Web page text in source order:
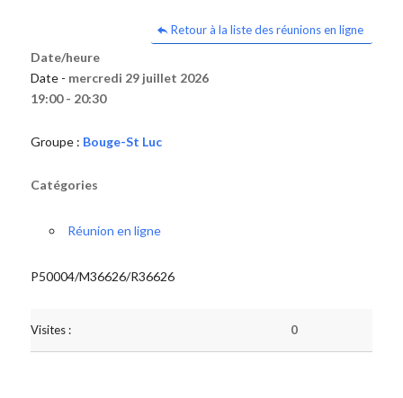
Retour à la liste des réunions en ligne
Date/heure
Date - mercredi 29 juillet 2026
19:00 - 20:30
Groupe : Bouge-St Luc
Catégories
Réunion en ligne
P50004/M36626/R36626
Visites : 0